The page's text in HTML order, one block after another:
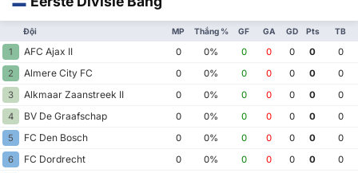
Đội MP Thắng % GF GA GD Pts TB
1 AFC Ajax II 0 0% 0 0 0 0
0
2
Almere City FC 0 0% 0 0 0 0
0
3
Alkmaar Zaanstreek II 0 0% 0 0 0 0
0
4
BV De Graafschap 0 0% 0 0 0 0
0
5
FC Den Bosch 0 0% 0 0 0 0
0
6
FC Dordrecht 0 0% 0 0 0 0
0